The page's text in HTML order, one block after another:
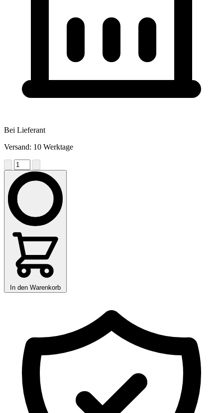
Bei Lieferant
Versand: 10 Werktage
In den Warenkorb